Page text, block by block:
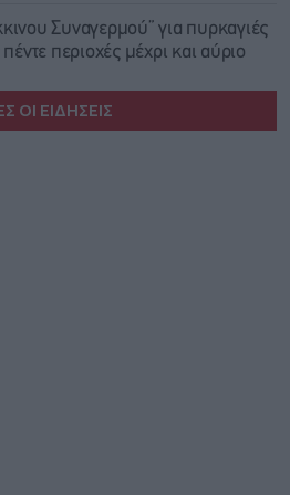
Συναγερμού” για πυρκαγιές
περιοχές μέχρι και αύριο
ΟΙ ΕΙΔΗΣΕΙΣ